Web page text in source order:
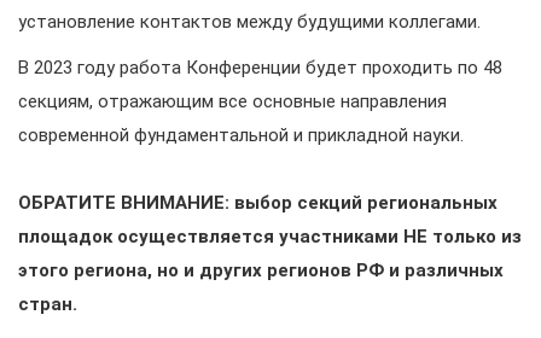
установление контактов между будущими коллегами.
В 2023 году работа Конференции будет проходить по 48
секциям, отражающим все основные направления
современной фундаментальной и прикладной науки.
ОБРАТИТЕ ВНИМАНИЕ: выбор секций региональных
площадок осуществляется участниками НЕ только из
этого региона, но и других регионов РФ и различных
стран.